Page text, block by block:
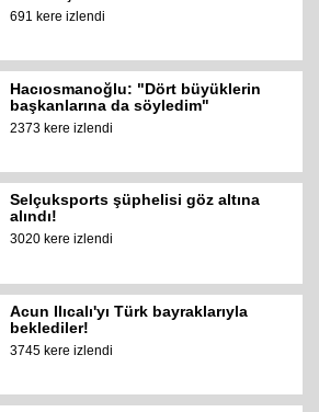
691 kere izlendi
Hacıosmanoğlu: "Dört büyüklerin
başkanlarına da söyledim"
2373 kere izlendi
Selçuksports şüphelisi göz altına
alındı!
3020 kere izlendi
Acun Ilıcalı'yı Türk bayraklarıyla
beklediler!
3745 kere izlendi